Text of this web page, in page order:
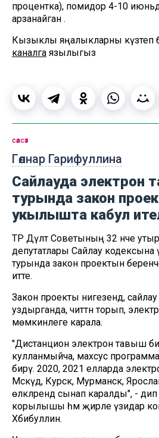
процентка), помидор 4-10
арзанайган .
Кызыклы яңалыкларны күзәтеп
каналга язылыгыз
Гөлнар Гарифуллина
сәясәт
Сайлауда электрон
турында закон
укылышта кабул
ТР Дәүләт Советының 32 нче
депутатлары Сайлау кодексына
турында закон проектын
итте.
Закон проекты нигезендә,
уздырганда, читтән торып,
мөмкинлеге карала.
"Дистанцион электрон тавыш
кулланмыйча, махсус
бирү. 2020, 2021 елларда
Мәскәүдә, Курск, Мурманск,
өлкәләрендә сынап каралды", - дип
корылышы һәм җирле үзидарә
Хәбибуллин.